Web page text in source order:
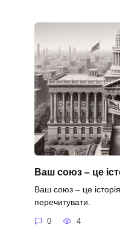
Ваш союз – це
Ваш союз – це
перечитувати.
0 4